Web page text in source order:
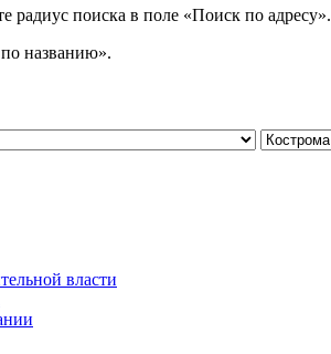
радиус поиска в поле «Поиск по адресу».
названию».
власти